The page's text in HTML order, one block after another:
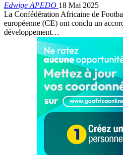
Edwige APEDO 18 Mai 2025
La Confédération Africaine de
européenne (CE) ont conclu un
développement…